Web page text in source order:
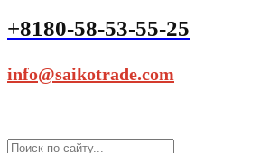
+8180-58-53-55-25
info@saikotrade.com